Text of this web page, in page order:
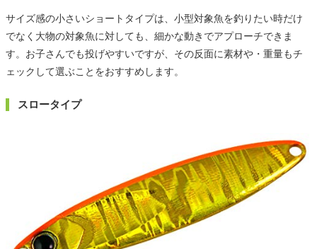
サイズ感の小さいショートタイプは、小型対象魚を釣りたい時だけ
でなく大物の対象魚に対しても、細かな動きでアプローチできま
す。お子さんでも投げやすいですが、その反面に素材や・重量もチ
ェックして選ぶことをおすすめします。
スロータイプ